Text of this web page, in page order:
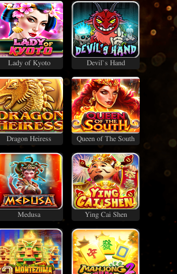
Lady of Kyoto Devil`s Hand
Dragon Heiress Queen of The South
Medusa Ying Cai Shen